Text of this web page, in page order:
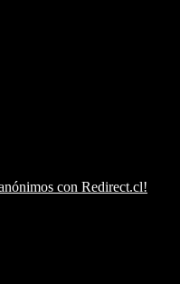
con Redirect.cl!